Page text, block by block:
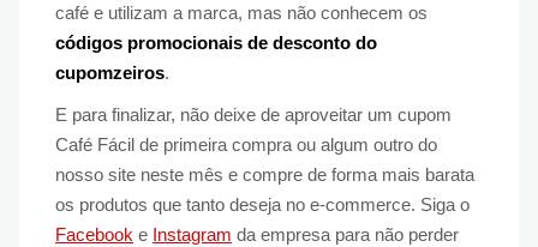
café e utilizam a marca, mas não conhecem os
códigos promocionais de desconto do
cupomzeiros.
E para finalizar, não deixe de aproveitar um cupom
Café Fácil de primeira compra ou algum outro do
nosso site neste mês e compre de forma mais barata
os produtos que tanto deseja no e-commerce. Siga o
Facebook e Instagram da empresa para não perder